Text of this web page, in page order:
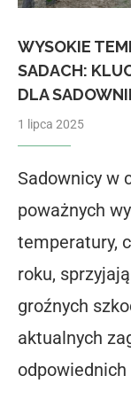
WYSOKIE
SADACH:
DLA
1 lipca 2025
Sadownicy w
poważnych
temperatury,
roku,
groźnych
aktualnych
odpowiednich